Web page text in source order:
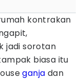
kontrakan
jadi sorotan
biasa itu
ganja dan